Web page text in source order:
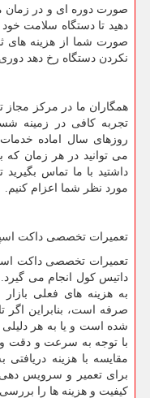
صورت دوره ای و در
دهید تا دستگاه سلامت
صورت شما از هزینه های
نکردن دستگاه رخ دهد
همگاران ما در مرکز
تجربه کافی در زمینه
روزهای سال اماده
می توانید در هر زمان
داشتید با ما تماس بگیرید
مورد نظر شما اعزام کنیم.
تعمیرات تخصصی داکت
داتیس کول انجام می
به هزینه های فعلی
صرفه است، بنابراین اگر
شده است و یا به هر دلیلی
با توجه به سرعت و دقت و
مقایسه با هزینه
برای تعمیر و سرویس
کیفیت و هزینه ها را